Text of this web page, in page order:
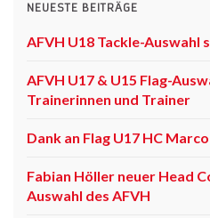
NEUESTE BEITRÄGE
AFVH U18 Tackle-Auswahl
AFVH U17 & U15 Flag-
Trainerinnen und Trainer
Dank an Flag U17 HC
Fabian Höller neuer Head
Auswahl des AFVH